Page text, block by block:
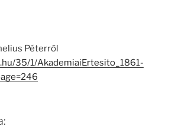
Péterről
35/1/AkademiaiErtesito_1861-